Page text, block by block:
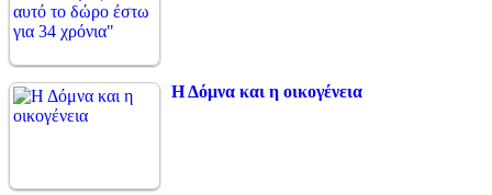
Η Δόμνα και η οικογένεια